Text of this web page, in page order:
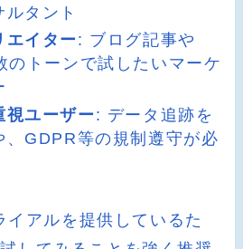
タント
エイター: ブログ記事や
のトーンで試したいマーケ
視ユーザー: データ追跡を
、GDPR等の規制遵守が必
アルを提供しているた